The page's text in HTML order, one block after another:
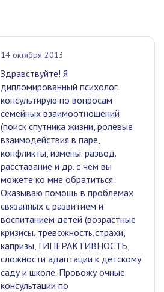
14 октября 2013
Здравствуйте! Я
дипломированный психолог.
консультирую по вопросам
семейных взаимоотношений
(поиск спутника жизни, ролевые
взаимодействия в паре,
конфликты, измены. развод.
расставание и др. с чем вы
можете ко мне обратиться.
Оказываю помощь в проблемах
связанных с развитием и
воспитанием детей (возрастные
кризисы, тревожность,страхи,
капризы, ГИПЕРАКТИВНОСТЬ,
сложности адаптации к детскому
саду и школе. Провожу очные
консультации по